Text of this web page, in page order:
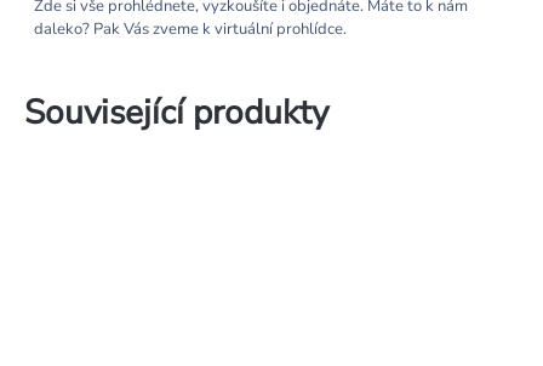
Zde si vše prohlédnete, vyzkoušíte i objednáte. Máte to k nám
daleko? Pak Vás zveme k virtuální prohlídce.
Související produkty